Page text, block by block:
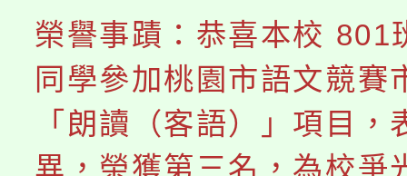
程，歡迎學生輔導中心
心理、諮商輔導、社會
系所師生報名參加。
會
115年食農教育專業人
程
學期銜接期間理賠案件
學籍身 分審查程序及
版
淨零綠領人才培育課程
公告本校115學年度第
榮譽事蹟：恭喜本校 801
同學參加桃園市語文競賽
「朗讀（客語）」項目，
異，榮獲第三名，為校爭